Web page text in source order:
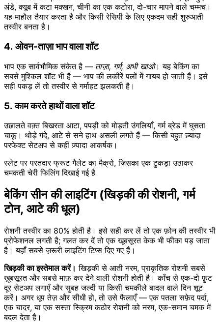
अंडे, क्यूब में कटा मक्खन, चीनी का एक कटोरा, दो-चार मापने वाले चम्मच।
यह माहौल तैयार करता है और किसी रेसिपी के लिए एकदम सही शुरुआती
तस्वीर बनता है।
4. ओवन-ताज़ा भाप वाला शॉट
भाप एक सार्वभौमिक संकेत है — ताज़ा, गर्म, अभी खाओ। यह बेकिंग का
सबसे मुश्किल शॉट भी है — भाप की लकीरें पलों में गायब हो जाती हैं। इसे
सही पकड़ लें तो तस्वीर से गर्माहट झलकती है।
5. काम करते हाथों वाला शॉट
उछालते वक़्त बिखरता आटा, पपड़ी को मोड़ती उंगलियाँ, गर्म ब्रेड में घुसता
चाकू। थोड़े गंदे, आटे से सने हाथ असली लगते हैं — किसी बहुत ज़्यादा
परफेक्ट सेटअप से कहीं ज़्यादा आकर्षक।
स्लेट पर परतदार फ्रूट गैलेट का मैक्रो, जिसका एक टुकड़ा उठाकर
चमकती चेरी फिलिंग दिखाई गई है
बेकिंग सीन की लाइटिंग (खिड़की की रोशनी, गर्म
टोन, आटे की धूल)
रोशनी तस्वीर का 80% होती है। इसे सही कर लें तो एक फ़ोन की तस्वीर भी
प्रोफेशनल लगती है; गलत कर दें तो एक खूबसूरत केक भी फीका पड़ जाता
है। यहाँ सबसे ज़रूरी लाइटिंग टिप्स दिए गए हैं।
खिड़की का इस्तेमाल करें। खिड़की से आती नरम, प्राकृतिक रोशनी सबसे
ख़ूबसूरत और सबसे माफ़ कर देने वाली रोशनी होती है। काँच से एक-दो फ़ुट
दूर सेटअप लगाएँ और सुबह जल्दी या किसी चमकीले बादल वाले दिन शूट
करें। अगर धूप तेज़ और सीधी हो, तो उसे फैलाएँ — एक पतला सफ़ेद पर्दा,
एक चादर, या एक सस्ता स्क्रिम कठोर रोशनी को नरम, एक-समान चमक में
बदल देता है।